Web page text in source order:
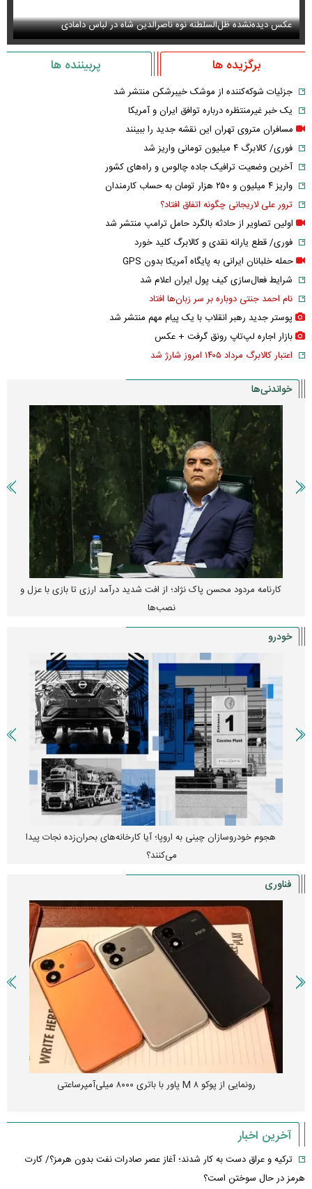
عکس دیده‌نشده ظل‌السلطنه نوه ناصرالدین شاه در لباس دامادی
برگزیده ها پربیننده ها
جزئیات شوکه‌کننده از موشک خیبرشکن منتشر شد
یک خبر غیرمنتظره درباره توافق ایران و آمریکا
مسافران متروی تهران این نقشه جدید را ببینند
فوری/ کالابرگ ۴ میلیون تومانی واریز شد
آخرین وضعیت ترافیک جاده چالوس و راه‌های کشور
واریز ۴ میلیون و ۲۵۰ هزار تومان به حساب کارمندان
ترور علی لاریجانی چگونه اتفاق افتاد؟
اولین تصاویر از حادثه بالگرد حامل ترامپ منتشر شد
فوری/ قطع یارانه نقدی و کالابرگ کلید خورد
حمله خلبانان ایرانی به پایگاه آمریکا بدون GPS
شرایط فعال‌سازی کیف پول ایران اعلام شد
نام احمد جنتی دوباره بر سر زبان‌ها افتاد
پوستر جدید رهبر انقلاب با یک پیام مهم منتشر شد
بازار اجاره لپ‌تاپ رونق گرفت + عکس
اعتبار کالابرگ مرداد ۱۴۰۵ امروز شارژ شد
خواندنی‌ها
کارنامه مردود محسن پاک‌ نژاد؛ از افت شدید درآمد ارزی تا بازی با عزل و
نصب‌ها
خودرو
هجوم خودروسازان چینی به اروپا؛ آیا کارخانه‌های بحران‌زده نجات پیدا
می‌کنند؟
فناوری
رونمایی از پوکو M ۸ پاور با باتری ۸۰۰۰ میلی‌آمپرساعتی
آخرین اخبار
ترکیه و عراق دست به کار شدند؛ آغاز عصر صادرات نفت بدون هرمز؟/ کارت
هرمز در حال سوختن است؟